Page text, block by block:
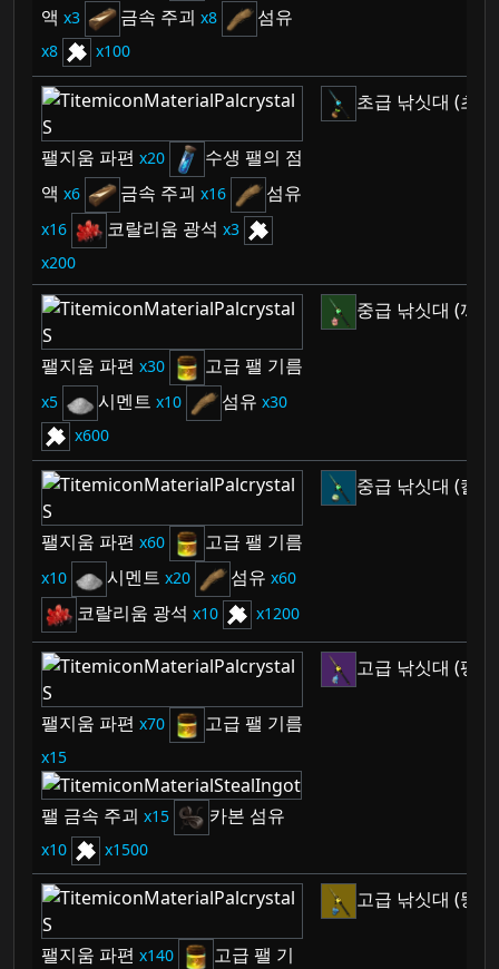
액
3 금속 주괴 8 섬유
8 100
팰지움 파편 20
수생 팰의 점
액
6 금속 주괴 16 섬유
16 코랄리움 광석
3
200
초급 낚싯대 (초
팰지움 파편 30 고급 팰 기름
5 시멘트 10 섬유
30
600
중급 낚싯대 (까
팰지움 파편 60 고급 팰 기름
10 시멘트 20 섬유 60
코랄리움 광석 10 1200
중급 낚싯대 (칼
팰지움 파편 70 고급 팰 기름
15
팰 금속 주괴 15 카본 섬유
10 1500
고급 낚싯대 (펭
팰지움 파편 140
고급 팰 기
고급 낚싯대 (뚱